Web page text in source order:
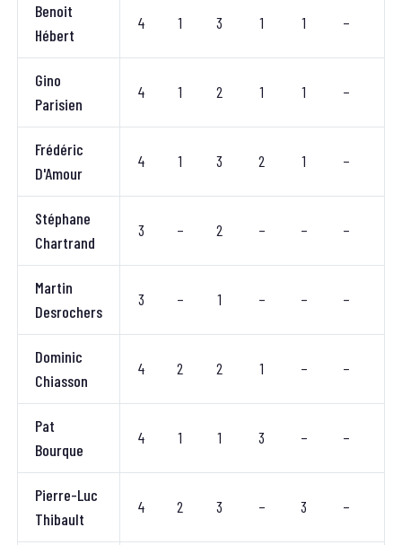
Benoit
Hébert
4 1 3 1 1 –
Gino
Parisien
4 1 2 1 1 –
Frédéric
D'Amour
4 1 3 2 1 –
Stéphane
Chartrand
3 – 2 – – –
Martin
Desrochers
3 – 1 – – –
Dominic
Chiasson
4 2 2 1 – –
Pat
Bourque
4 1 1 3 – –
Pierre-Luc
Thibault
4 2 3 – 3 –